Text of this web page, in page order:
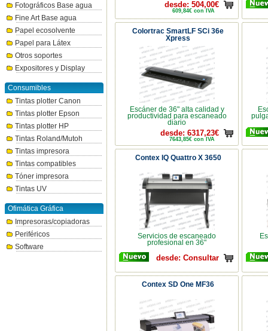
Fotográficos Base agua
Fine Art Base agua
Papel ecosolvente
Papel para Látex
Otros soportes
Expositores y Display
Consumibles
Tintas plotter Canon
Tintas plotter Epson
Tintas plotter HP
Tintas Roland/Mutoh
Tintas impresora
Tintas compatibles
Tóner impresora
Tintas UV
Ofimática Gráfica
Impresoras/copiadoras
Periféricos
Software
desde: 504,00€
609,84€ con IVA
Colortrac SmartLF SCi 36e
Xpress
Escáner de 36" alta calidad y
productividad para escaneado
diario
desde: 6317,23€
7643,85€ con IVA
Contex IQ Quattro X 3650
Servicios de escaneado
profesional en 36"
desde: Consultar
Contex SD One MF36